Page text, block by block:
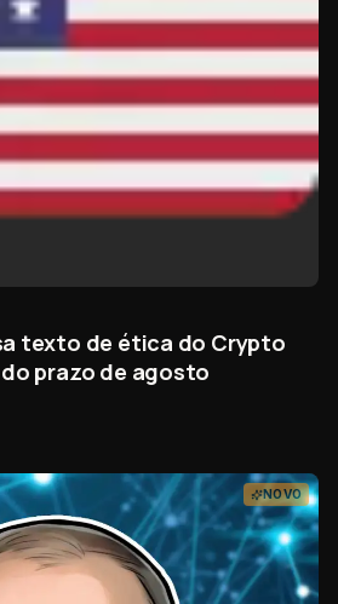
texto de ética do Crypto
prazo de agosto
NOVO